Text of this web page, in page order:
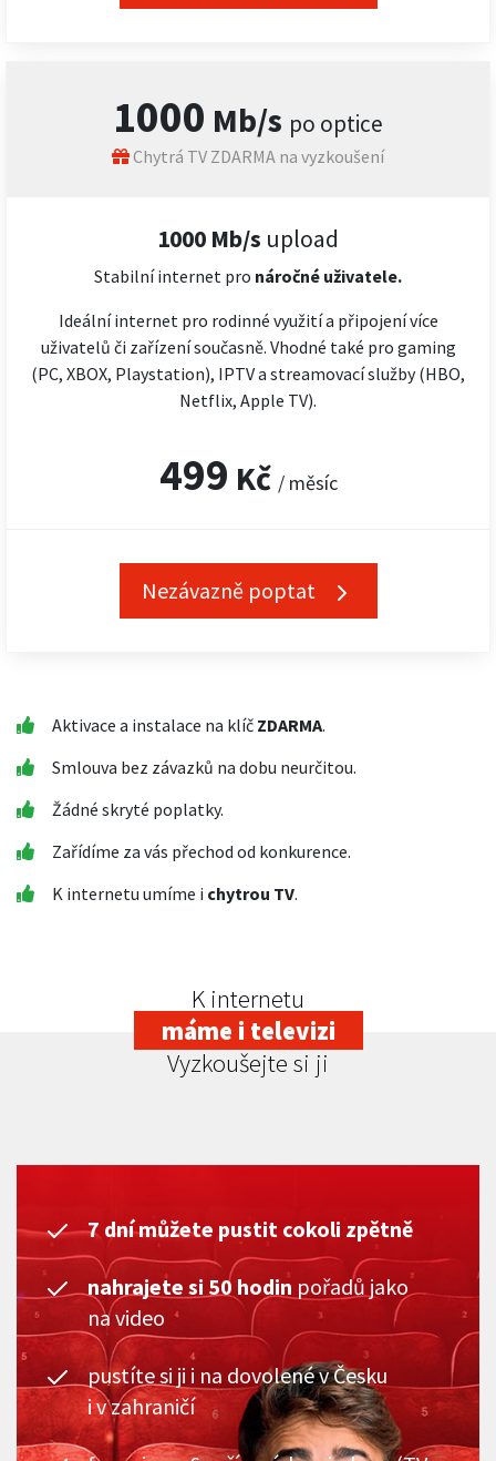
1000 Mb/s po optice
Chytrá TV ZDARMA na vyzkoušení
1000 Mb/s upload
Stabilní internet pro náročné uživatele.
Ideální internet pro rodinné využití a připojení více
uživatelů či zařízení současně. Vhodné také pro gaming
(PC, XBOX, Playstation), IPTV a streamovací služby (HBO,
Netflix, Apple TV).
499 Kč / měsíc
Nezávazně poptat
Aktivace a instalace na klíč ZDARMA.
Smlouva bez závazků na dobu neurčitou.
Žádné skryté poplatky.
Zařídíme za vás přechod od konkurence.
K internetu umíme i chytrou TV.
K internetu
máme i televizi
Vyzkoušejte si ji
7 dní můžete pustit cokoli zpětně
nahrajete si 50 hodin pořadů jako
na video
pustíte si ji i na dovolené v Česku
i v zahraničí